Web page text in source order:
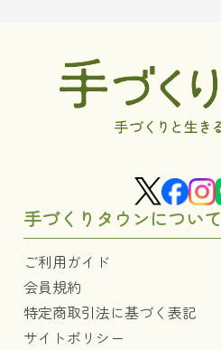
手づくりタウンについて
ご利用ガイド
会員規約
特定商取引法に基づく表記
サイトポリシー